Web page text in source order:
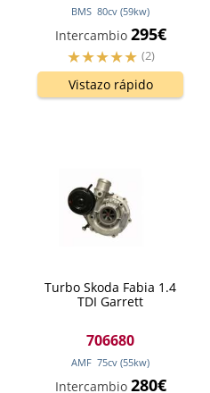
BMS 80cv (59kw)
Intercambio 295€
(2)
Vistazo rápido
Turbo Skoda Fabia 1.4
TDI Garrett
706680
AMF 75cv (55kw)
Intercambio 280€